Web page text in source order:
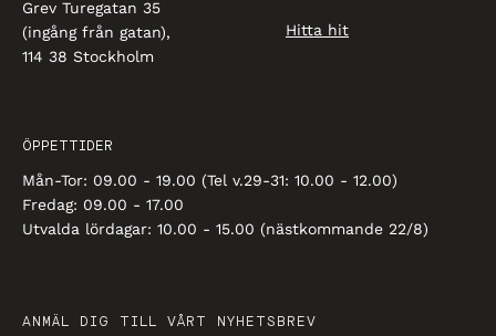
Grev Turegatan 35
(ingång från gatan),
114 38 Stockholm
Hitta hit
ÖPPETTIDER
Mån-Tor: 09.00 - 19.00 (Tel v.29-31: 10.00 - 12.00)
Fredag: 09.00 - 17.00
Utvalda lördagar: 10.00 - 15.00 (nästkommande 22/8)
ANMÄL DIG TILL VÅRT NYHETSBREV